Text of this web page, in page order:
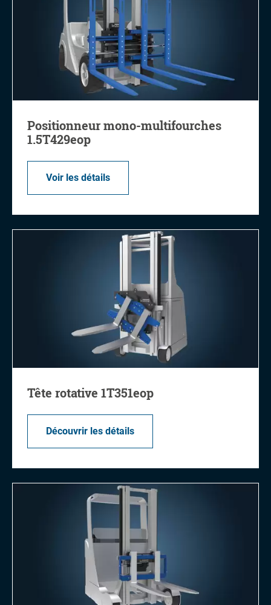
Positionneur mono-multifourches
1.5T429eop
Voir les détails
Tête rotative 1T351eop
Découvrir les détails